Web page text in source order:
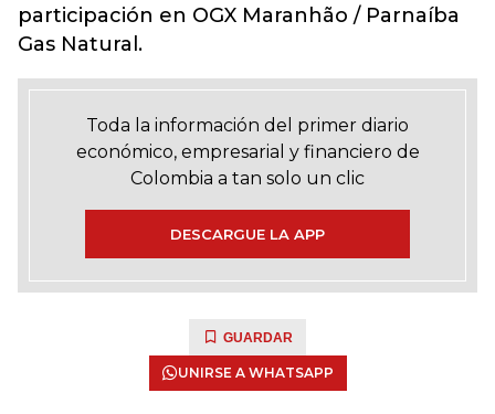
participación en OGX Maranhão / Parnaíba
Gas Natural.
Toda la información del primer diario
económico, empresarial y financiero de
Colombia a tan solo un clic
DESCARGUE LA APP
GUARDAR
UNIRSE A WHATSAPP